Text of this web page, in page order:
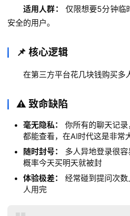
库
适用人群：
仅限想要5分钟临
安全的用户。
📌 核心逻辑
在第三方平台花几块钱购买多
⚠️ 致命缺陷
毫无隐私：
你所有的聊天记
都能查看，在AI时代这是非常
随时封号：
多人异地登录很
概率今天买明天就被封
体验极差：
经常碰到提问次
人用完